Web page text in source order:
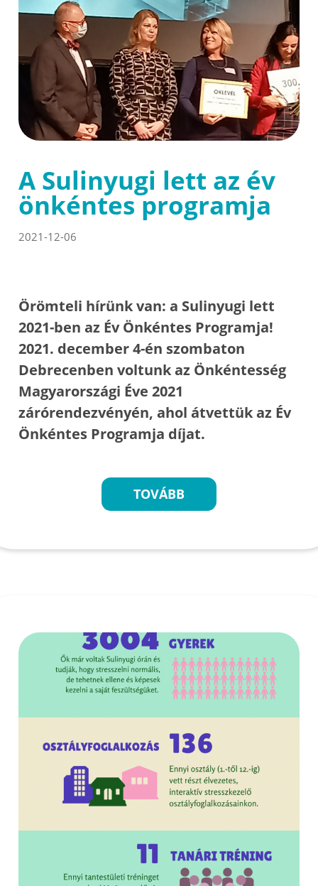
A Sulinyugi lett az év
önkéntes programja
2021-12-06
Örömteli hírünk van: a Sulinyugi lett
2021-ben az Év Önkéntes Programja!
2021. december 4-én szombaton
Debrecenben voltunk az Önkéntesség
Magyarországi Éve 2021
zárórendezvényén, ahol átvettük az Év
Önkéntes Programja díjat.
TOVÁBB